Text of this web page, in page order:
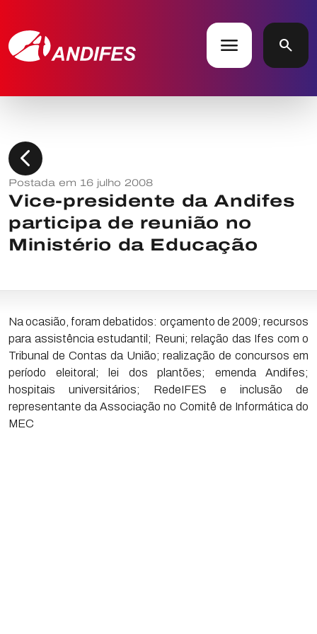
menu search
chevron_left
Postada em 16 julho 2008
Vice-presidente da Andifes
participa de reunião no
Ministério da Educação
Na ocasião, foram debatidos: orçamento de 2009; recursos
para assistência estudantil; Reuni; relação das Ifes com o
Tribunal de Contas da União; realização de concursos em
período eleitoral; lei dos plantões; emenda Andifes;
hospitais universitários; RedeIFES e inclusão de
representante da Associação no Comitê de Informática do
MEC